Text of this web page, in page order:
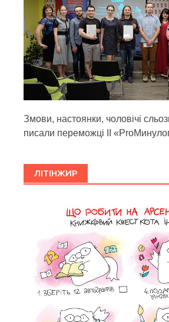
Змови, настоянки, чоловічі
писали переможці ІІ
ЛІТІНЖИР